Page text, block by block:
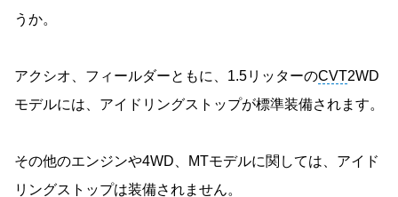
うか。
アクシオ、フィールダーともに、1.5リッターのCVT2WD
モデルには、アイドリングストップが標準装備されます。
その他のエンジンや4WD、MTモデルに関しては、アイド
リングストップは装備されません。